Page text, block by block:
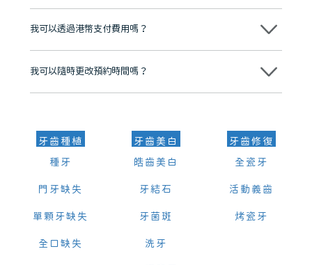
不會，治療前我們會詳細說明治療方案及對應的價錢，顧客同意並簽字
我可以透過港幣支付費用嗎？
可以。維港口腔會按照當日匯率轉算收取費用，而匯率會及時告知客人
我可以隨時更改預約時間嗎？
可以，請盡早通過wechat或whatsapp聯絡我們，告知我們你原本預約
牙齒種植
種牙
門牙缺失
單顆牙缺失
全口缺失
牙齒美白
皓齒美白
牙結石
牙菌斑
洗牙
牙齒修復
全瓷牙
活動義齒
烤瓷牙